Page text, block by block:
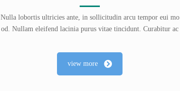
Nulla lobortis ultricies ante, in sollicitudin arcu tempor eui mo
od. Nullam eleifend lacinia purus vitae tincidunt. Curabitur ac
view more